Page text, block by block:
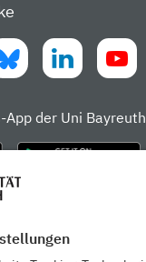
App der Uni Bayreuth